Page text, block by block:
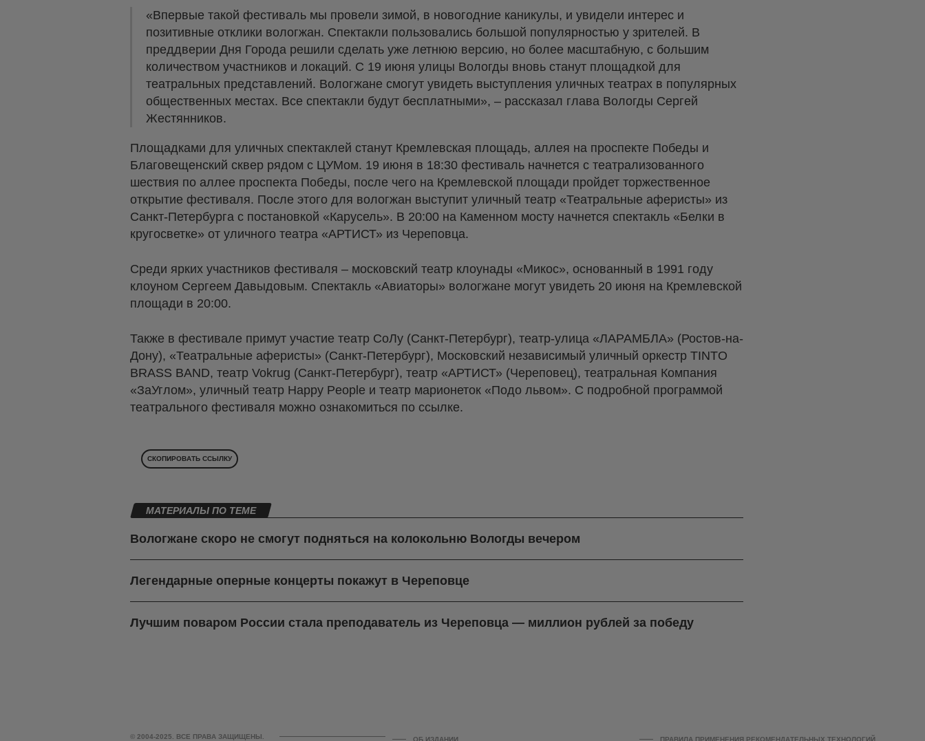
«Впервые такой фестиваль мы провели зимой, в новогодние каникулы, и увидели интерес и
позитивные отклики вологжан. Спектакли пользовались большой популярностью у зрителей. В
преддверии Дня Города решили сделать уже летнюю версию, но более масштабную, с большим
количеством участников и локаций. С 19 июня улицы Вологды вновь станут площадкой для
театральных представлений. Вологжане смогут увидеть выступления уличных театрах в популярных
общественных местах. Все спектакли будут бесплатными», – рассказал глава Вологды Сергей
Жестянников.
Площадками для уличных спектаклей станут Кремлевская площадь, аллея на проспекте Победы и
Благовещенский сквер рядом с ЦУМом. 19 июня в 18:30 фестиваль начнется с театрализованного
шествия по аллее проспекта Победы, после чего на Кремлевской площади пройдет торжественное
открытие фестиваля. После этого для вологжан выступит уличный театр «Театральные аферисты» из
Санкт-Петербурга с постановкой «Карусель». В 20:00 на Каменном мосту начнется спектакль «Белки в
кругосветке» от уличного театра «АРТИСТ» из Череповца.
Среди ярких участников фестиваля – московский театр клоунады «Микос», основанный в 1991 году
клоуном Сергеем Давыдовым. Спектакль «Авиаторы» вологжане могут увидеть 20 июня на Кремлевской
площади в 20:00.
Также в фестивале примут участие театр СоЛу (Санкт-Петербург), театр-улица «ЛАРАМБЛА» (Ростов-на-
Дону), «Театральные аферисты» (Санкт-Петербург), Московский независимый уличный оркестр TINTO
BRASS BAND, театр Vokrug (Санкт-Петербург), театр «АРТИСТ» (Череповец), театральная Компания
«ЗаУглом», уличный театр Happy People и театр марионеток «Подо львом». С подробной программой
театрального фестиваля можно ознакомиться по ссылке.
СКОПИРОВАТЬ ССЫЛКУ
МАТЕРИАЛЫ ПО ТЕМЕ
Вологжане скоро не смогут подняться на колокольню Вологды вечером
Легендарные оперные концерты покажут в Череповце
Лучшим поваром России стала преподаватель из Череповца — миллион рублей за победу
© 2004-2025. ВСЕ ПРАВА ЗАЩИЩЕНЫ. ОБ ИЗДАНИИ ПРАВИЛА ПРИМЕНЕНИЯ РЕКОМЕНДАТЕЛЬНЫХ ТЕХНОЛОГИЙ